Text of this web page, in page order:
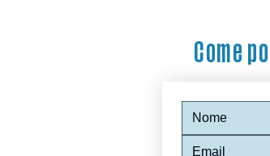
Come